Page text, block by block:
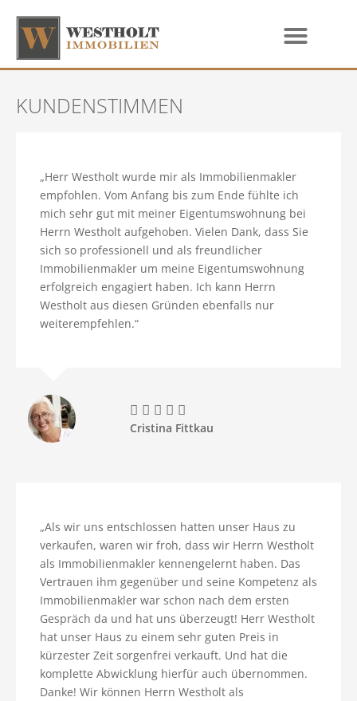
KUNDENSTIMMEN
„Herr Westholt wurde mir als Immobilienmakler
empfohlen. Vom Anfang bis zum Ende fühlte ich
mich sehr gut mit meiner Eigentumswohnung bei
Herrn Westholt aufgehoben. Vielen Dank, dass Sie
sich so professionell und als freundlicher
Immobilienmakler um meine Eigentumswohnung
erfolgreich engagiert haben. Ich kann Herrn
Westholt aus diesen Gründen ebenfalls nur
weiterempfehlen.“
    
Cristina Fittkau
„Als wir uns entschlossen hatten unser Haus zu
verkaufen, waren wir froh, dass wir Herrn Westholt
als Immobilienmakler kennengelernt haben. Das
Vertrauen ihm gegenüber und seine Kompetenz als
Immobilienmakler war schon nach dem ersten
Gespräch da und hat uns überzeugt! Herr Westholt
hat unser Haus zu einem sehr guten Preis in
kürzester Zeit sorgenfrei verkauft. Und hat die
komplette Abwicklung hierfür auch übernommen.
Danke! Wir können Herrn Westholt als